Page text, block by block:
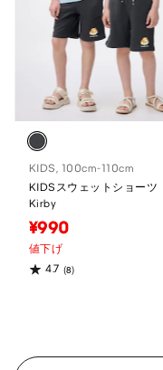
KIDS, 100cm-110cm
KIDSスウェットショーツ
Kirby
¥990
値下げ
4.7 (8)